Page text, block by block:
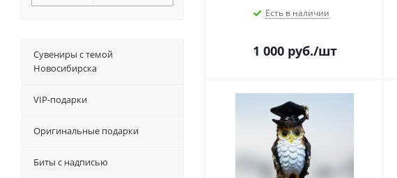
Есть в наличии
1 000руб./шт
Сувениры с темой
Новосибирска
VIP-подарки
Оригинальные подарки
Биты с надписью